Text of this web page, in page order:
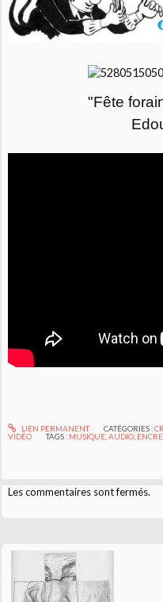
"Fête
LIEN PERMANENT CATÉGORIES :
VIDÉO
TAGS : MUSIQUE,AUDIO, ENCRE
Les commentaires sont fermés.